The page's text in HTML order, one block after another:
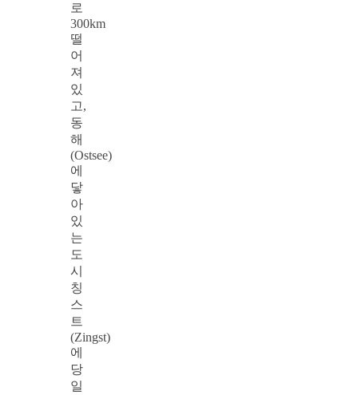
로
300km
떨
어
져
있
고,
동
해
(Ostsee)
에
닿
아
있
는
도
시
칭
스
트
(Zingst)
에
당
일